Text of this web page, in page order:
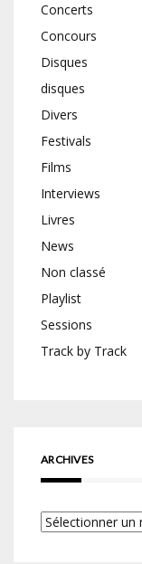
Concerts
Concours
Disques
disques
Divers
Festivals
Films
Interviews
Livres
News
Non classé
Playlist
Sessions
Track by Track
ARCHIVES
Archives